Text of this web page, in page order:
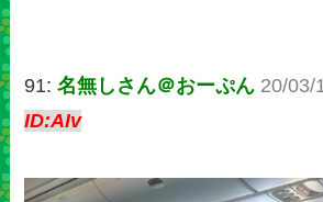
91:名無しさん＠おーぷん 20/03/
ID:AIv